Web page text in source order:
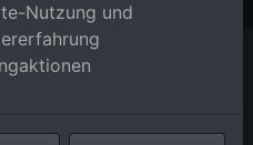
Nutzung und